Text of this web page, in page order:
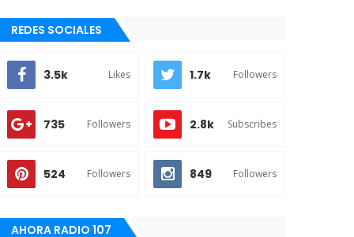
REDES SOCIALES
3.5k Likes 1.7k Followers
735 Followers 2.8k Subscribes
524 Followers 849 Followers
AHORA RADIO 107